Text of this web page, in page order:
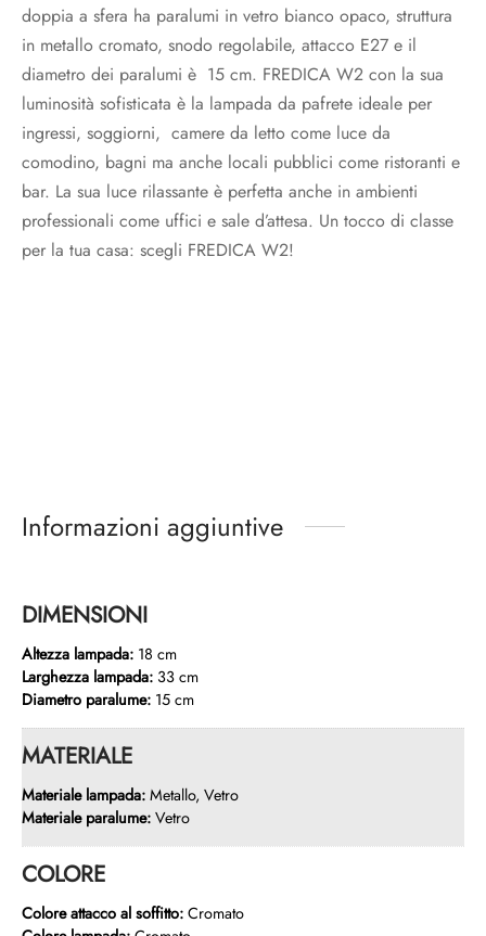
doppia a sfera ha paralumi in vetro bianco opaco, struttura
in metallo cromato, snodo regolabile, attacco E27 e il
diametro dei paralumi è 15 cm. FREDICA W2 con la sua
luminosità sofisticata è la lampada da pafrete ideale per
ingressi, soggiorni, camere da letto come luce da
comodino, bagni ma anche locali pubblici come ristoranti e
bar. La sua luce rilassante è perfetta anche in ambienti
professionali come uffici e sale d’attesa. Un tocco di classe
per la tua casa: scegli FREDICA W2!
Informazioni aggiuntive
DIMENSIONI
Altezza lampada: 18 cm
Larghezza lampada: 33 cm
Diametro paralume: 15 cm
MATERIALE
Materiale lampada: Metallo, Vetro
Materiale paralume: Vetro
COLORE
Colore attacco al soffitto: Cromato